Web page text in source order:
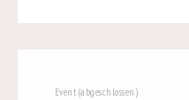
Event (abgeschlossen)